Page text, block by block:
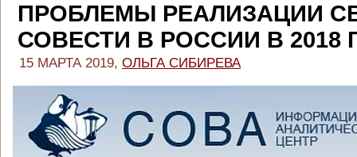
ПРОБЛЕМЫ РЕАЛИЗАЦИИ
СОВЕСТИ В РОССИИ В 2018
15 МАРТА 2019, ОЛЬГА СИБИРЕВА